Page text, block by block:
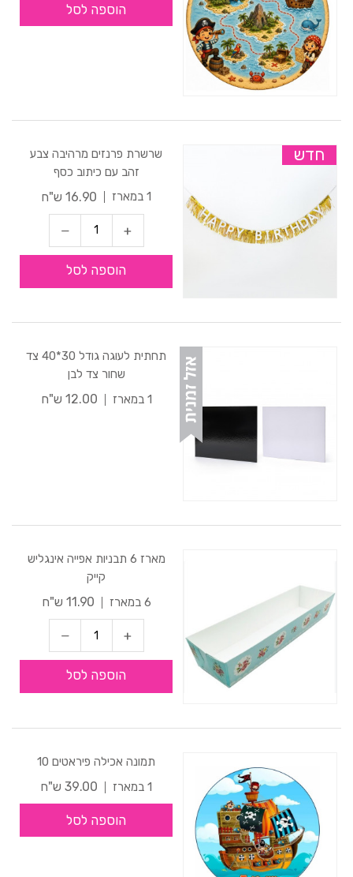
הוספה לסל
חדש
שרשרת פרנזים מרהיבה צבע
זהב עם כיתוב כסף
1 במארז
16.90 ש"ח
הוספה לסל
תחתית לעוגה גודל 30*40 צד
שחור צד לבן
1 במארז
12.00 ש"ח
מארז 6 תבניות אפייה אינגליש
קייק
6 במארז
11.90 ש"ח
הוספה לסל
תמונה אכילה פיראטים 10
1 במארז
39.00 ש"ח
הוספה לסל